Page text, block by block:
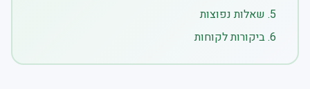
שאלות נפוצות
ביקורות לקוחות